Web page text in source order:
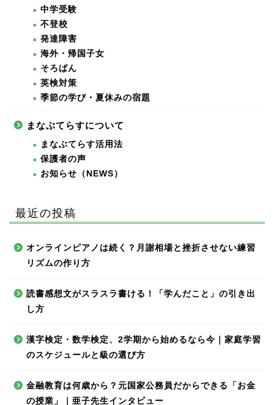
中学受験
不登校
発達障害
海外・帰国子女
そろばん
英検対策
季節の学び・夏休みの宿題
まなぶてらすについて
まなぶてらす活用法
保護者の声
お知らせ（NEWS）
最近の投稿
オンラインピアノは続く？月謝相場と挫折させない練習
リズムの作り方
読書感想文がスラスラ書ける！「学んだこと」の引き出
し方
漢字検定・数学検定、2学期から始めるなら今｜家庭学習
のスケジュールと級の選び方
金融教育は何歳から？元国家公務員だからできる「お金
の授業」｜亜子先生インタビュー